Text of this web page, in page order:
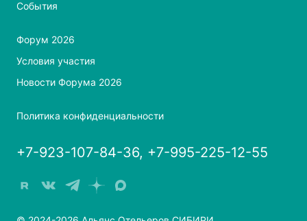
События
Форум 2026
Условия участия
Новости Форума 2026
Политика конфиденциальности
+7-923-107-84-36, +7-995-225-12-55